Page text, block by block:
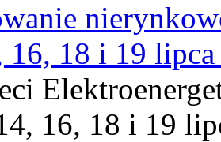
16, 18 i 19
16, 18 i 19